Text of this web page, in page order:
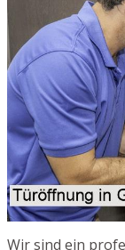
Wir sind ein